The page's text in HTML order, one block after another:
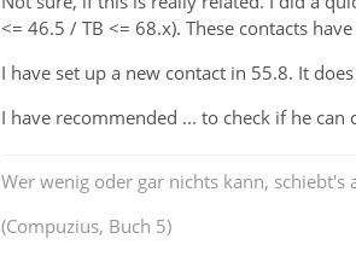
<= 46.5 / TB <= 68.x). These contacts have
I have set up a new contact in 55.8. It
I have recommended ... to check if he
Wer wenig oder gar nichts kann,
(Compuzius, Buch 5)